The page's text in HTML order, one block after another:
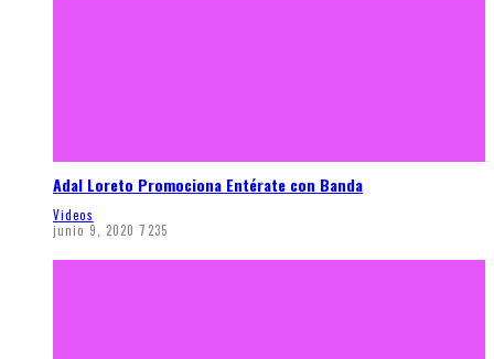
Adal Loreto Promociona Entérate con Banda
Videos
junio 9, 2020 7235